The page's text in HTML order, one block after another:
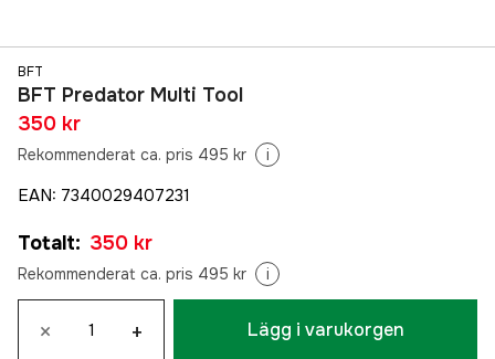
BFT
BFT Predator Multi Tool
350 kr
Rekommenderat ca. pris 495 kr i
EAN: 7340029407231
Totalt: 350 kr
Rekommenderat ca. pris 495 kr i
× + Lägg i varukorgen